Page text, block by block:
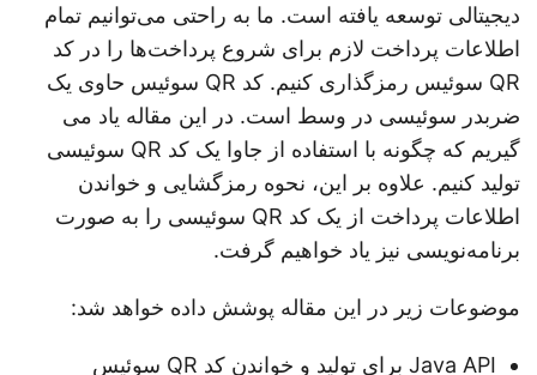
دیجیتالی توسعه یافته است. ما به راحتی می‌توانیم تمام
اطلاعات پرداخت لازم برای شروع پرداخت‌ها را در کد
QR سوئیس رمزگذاری کنیم. کد QR سوئیس حاوی یک
ضربدر سوئیسی در وسط است. در این مقاله یاد می
گیریم که چگونه با استفاده از جاوا یک کد QR سوئیسی
تولید کنیم. علاوه بر این، نحوه رمزگشایی و خواندن
اطلاعات پرداخت از یک کد QR سوئیسی را به صورت
برنامه‌نویسی نیز یاد خواهیم گرفت.
موضوعات زیر در این مقاله پوشش داده خواهد شد:
Java API برای تولید و خواندن کد QR سوئیس